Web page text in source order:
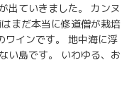
出ていきました。 カンヌ
まだ本当に修道僧が栽培
ワインです。 地中海に浮
い島です。 いわゆる、お
（今は全く違うスタイル